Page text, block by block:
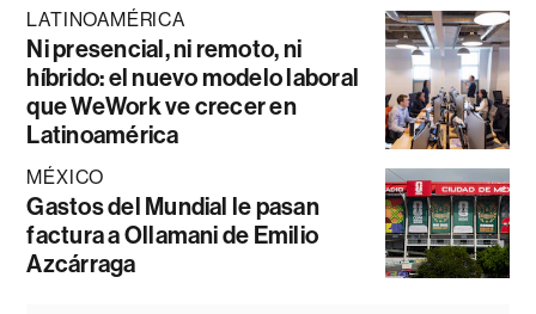
LATINOAMÉRICA
Ni presencial, ni remoto, ni
híbrido: el nuevo modelo laboral
que WeWork ve crecer en
Latinoamérica
MÉXICO
Gastos del Mundial le pasan
factura a Ollamani de Emilio
Azcárraga